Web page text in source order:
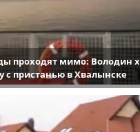
проходят мимо: Володин
с пристанью в Хвалынске